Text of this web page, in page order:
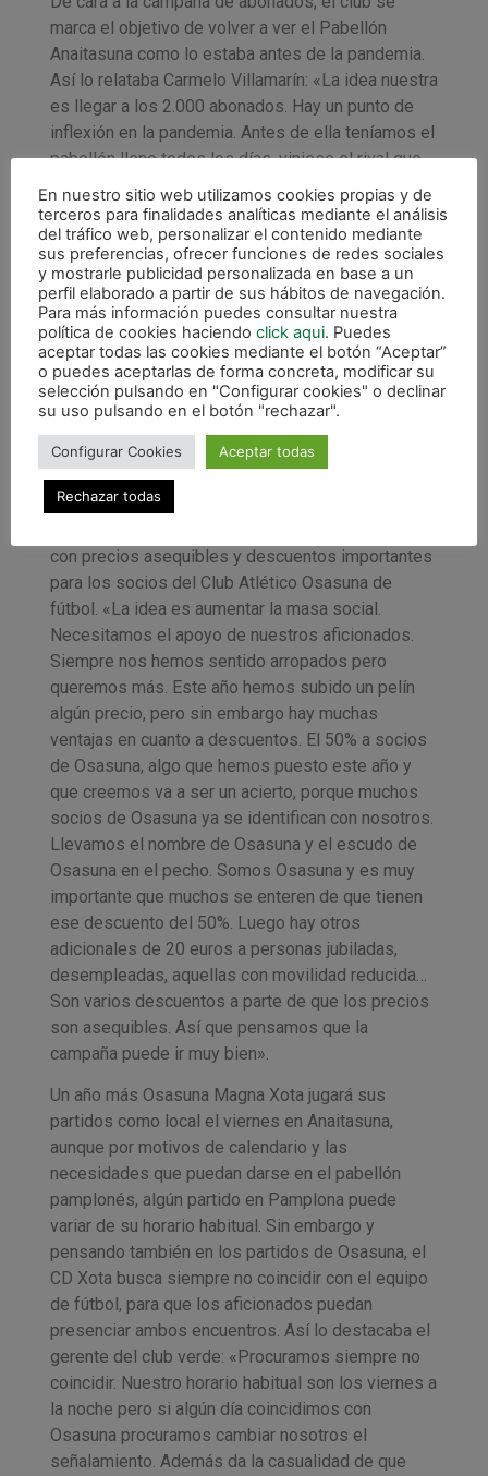
marca el objetivo de volver a ver el Pabellón
Anaitasuna como lo estaba antes de la pandemia.
Así lo relataba Carmelo Villamarín: «La idea nuestra
es llegar a los 2.000 abonados. Hay un punto de
inflexión en la pandemia. Antes de ella teníamos el
pabellón lleno todos los días, viniese el rival que
viniese, y después se ralentizó el tema de los
aficionados, la gente tenía un poco de miedo y ya
la temporada pasada subimos bastante el aforo.
Ahora queremos dar un paso más, subir un escalón
más para volver a lo que era la asistencia de
público antes de la pandemia. Alcanzar los 2.000
abonados sería sensacional. Luego tenemos el
compromiso con patrocinadores, con empresas,
instituciones, las entradas obligadas a la venta,
etc».
«Llevamos el nombre de Osasuna y el escudo
de Osasuna en el pecho
con precios asequibles y descuentos importantes
para los socios del Club Atlético Osasuna de
fútbol. «La idea es aumentar la masa social.
Necesitamos el apoyo de nuestros aficionados.
Siempre nos hemos sentido arropados pero
queremos más. Este año hemos subido un pelín
algún precio, pero sin embargo hay muchas
ventajas en cuanto a descuentos. El 50% a socios
de Osasuna, algo que hemos puesto este año y
que creemos va a ser un acierto, porque muchos
socios de Osasuna ya se identifican con nosotros.
Llevamos el nombre de Osasuna y el escudo de
Osasuna en el pecho. Somos Osasuna y es muy
importante que muchos se enteren de que tienen
ese descuento del 50%. Luego hay otros
adicionales de 20 euros a personas jubiladas,
desempleadas, aquellas con movilidad reducida…
Son varios descuentos a parte de que los precios
son asequibles. Así que pensamos que la
campaña puede ir muy bien».
Un año más Osasuna Magna Xota jugará sus
partidos como local el viernes en Anaitasuna,
aunque por motivos de calendario y las
necesidades que puedan darse en el pabellón
pamplonés, algún partido en Pamplona puede
variar de su horario habitual. Sin embargo y
pensando también en los partidos de Osasuna, el
CD Xota busca siempre no coincidir con el equipo
de fútbol, para que los aficionados puedan
presenciar ambos encuentros. Así lo destacaba el
gerente del club verde: «Procuramos siempre no
coincidir. Nuestro horario habitual son los viernes a
la noche pero si algún día coincidimos con
Osasuna procuramos cambiar nosotros el
señalamiento. Además da la casualidad de que
En nuestro sitio web utilizamos cookies propias y de
terceros para finalidades analíticas mediante el análisis
del tráfico web, personalizar el contenido mediante
sus preferencias, ofrecer funciones de redes sociales
y mostrarle publicidad personalizada en base a un
perfil elaborado a partir de sus hábitos de navegación.
Para más información puedes consultar nuestra
política de cookies haciendo click aqui. Puedes
aceptar todas las cookies mediante el botón “Aceptar”
o puedes aceptarlas de forma concreta, modificar su
selección pulsando en "Configurar cookies" o declinar
su uso pulsando en el botón "rechazar".
Configurar Cookies Aceptar todas
Rechazar todas